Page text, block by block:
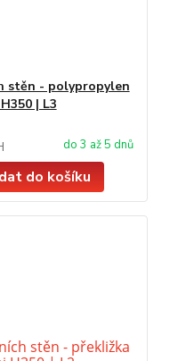
stěn - polypropylen
| L3
do 3 až 5 dnů
do košíku